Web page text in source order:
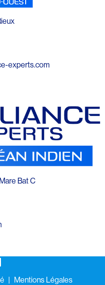
experts.com
Bat C
Mentions Légales